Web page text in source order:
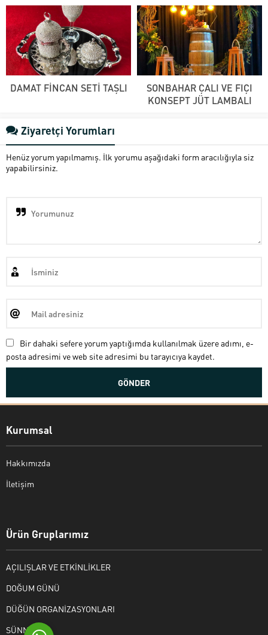
DAMAT FİNCAN SETİ TAŞLI
SONBAHAR ÇALI VE FIÇI
KONSEPT JÜT LAMBALI
Ziyaretçi Yorumları
Henüz yorum yapılmamış. İlk yorumu aşağıdaki form aracılığıyla siz
yapabilirsiniz.
Bir dahaki sefere yorum yaptığımda kullanılmak üzere adımı, e-
posta adresimi ve web site adresimi bu tarayıcıya kaydet.
Kurumsal
Hakkımızda
İletişim
Ürün Gruplarımız
AÇILIŞLAR VE ETKİNLİKLER
DOĞUM GÜNÜ
DÜĞÜN ORGANİZASYONLARI
SÜNNET